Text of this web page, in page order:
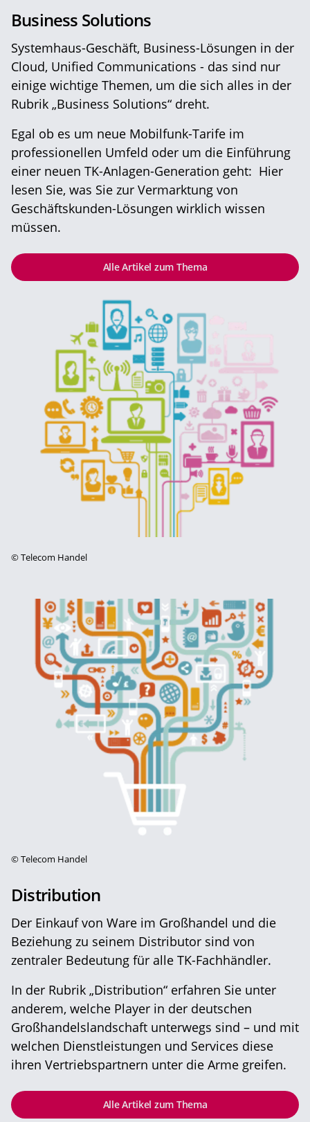
©Telecom Handel
Business Solutions
Systemhaus-Geschäft, Business-Lösungen in der
Cloud, Unified Communications - das sind nur
einige wichtige Themen, um die sich alles in der
Rubrik „Business Solutions“ dreht.
Egal ob es um neue Mobilfunk-Tarife im
professionellen Umfeld oder um die Einführung
einer neuen TK-Anlagen-Generation geht: Hier
lesen Sie, was Sie zur Vermarktung von
Geschäftskunden-Lösungen wirklich wissen
müssen.
Alle Artikel zum Thema
©Telecom Handel
Distribution
Der Einkauf von Ware im Großhandel und die
Beziehung zu seinem Distributor sind von
zentraler Bedeutung für alle TK-Fachhändler.
In der Rubrik „Distribution“ erfahren Sie unter
anderem, welche Player in der deutschen
Großhandelslandschaft unterwegs sind – und mit
welchen Dienstleistungen und Services diese
ihren Vertriebspartnern unter die Arme greifen.
Alle Artikel zum Thema